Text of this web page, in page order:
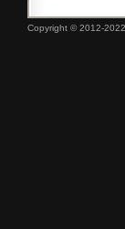
Copyright © 2012-2022